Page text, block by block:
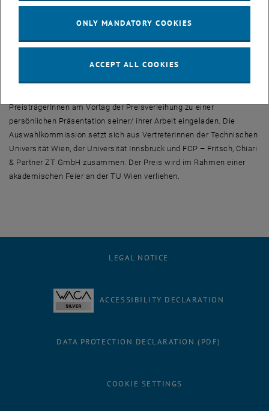
Technische Universität Wien
Fakultät für Bauingenieurwesen
<link>info@bauwesen.tuwien.ac.at
PreisträgerInnen am Vortag der Preisverleihung zu einer
persönlichen Präsentation seiner/ ihrer Arbeit eingeladen. Die
Auswahlkommission setzt sich aus VertreterInnen der Technischen
Universität Wien, der Universität Innsbruck und FCP – Fritsch, Chiari
& Partner ZT GmbH zusammen. Der Preis wird im Rahmen einer
akademischen Feier an der TU Wien verliehen.
LEGAL NOTICE
ACCESSIBILITY DECLARATION
DATA PROTECTION DECLARATION (PDF)
COOKIE SETTINGS
ONLY MANDATORY COOKIES
ACCEPT ALL COOKIES